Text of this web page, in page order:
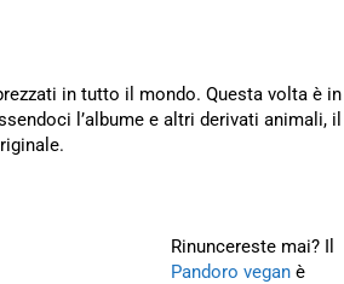
in tutto il mondo. Questa volta è in
l’albume e altri derivati animali, il
Rinuncereste mai? Il
Pandoro vegan è